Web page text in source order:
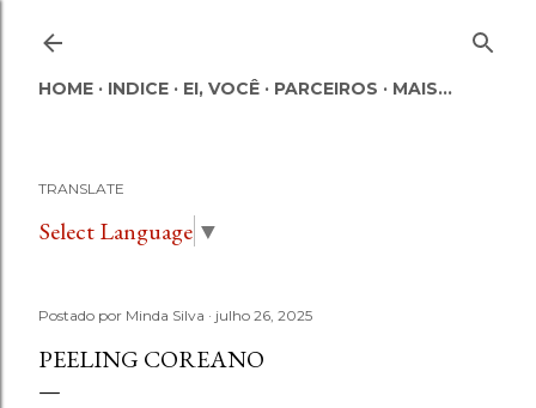
HOME INDICE EI, VOCÊ PARCEIROS MAIS…
TRANSLATE
Select Language ▼
Postado por Minda Silva julho 26, 2025
PEELING COREANO